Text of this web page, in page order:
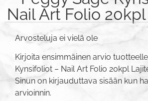
Nail Art Folio
Arvosteluja ei vielä ole
Kirjoita ensimmäinen arvio
Kynsifoliot – Nail Art Folio 20kpl
Sinun on kirjauduttava sisään kun
arvioinnin.